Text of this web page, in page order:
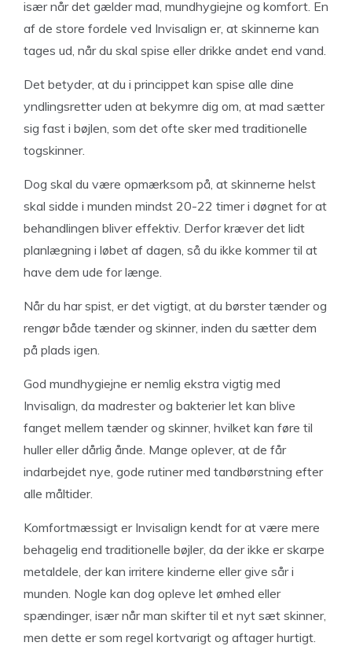
især når det gælder mad, mundhygiejne og komfort. En
af de store fordele ved Invisalign er, at skinnerne kan
tages ud, når du skal spise eller drikke andet end vand.
Det betyder, at du i princippet kan spise alle dine
yndlingsretter uden at bekymre dig om, at mad sætter
sig fast i bøjlen, som det ofte sker med traditionelle
togskinner.
Dog skal du være opmærksom på, at skinnerne helst
skal sidde i munden mindst 20-22 timer i døgnet for at
behandlingen bliver effektiv. Derfor kræver det lidt
planlægning i løbet af dagen, så du ikke kommer til at
have dem ude for længe.
Når du har spist, er det vigtigt, at du børster tænder og
rengør både tænder og skinner, inden du sætter dem
på plads igen.
God mundhygiejne er nemlig ekstra vigtig med
Invisalign, da madrester og bakterier let kan blive
fanget mellem tænder og skinner, hvilket kan føre til
huller eller dårlig ånde. Mange oplever, at de får
indarbejdet nye, gode rutiner med tandbørstning efter
alle måltider.
Komfortmæssigt er Invisalign kendt for at være mere
behagelig end traditionelle bøjler, da der ikke er skarpe
metaldele, der kan irritere kinderne eller give sår i
munden. Nogle kan dog opleve let ømhed eller
spændinger, især når man skifter til et nyt sæt skinner,
men dette er som regel kortvarigt og aftager hurtigt.